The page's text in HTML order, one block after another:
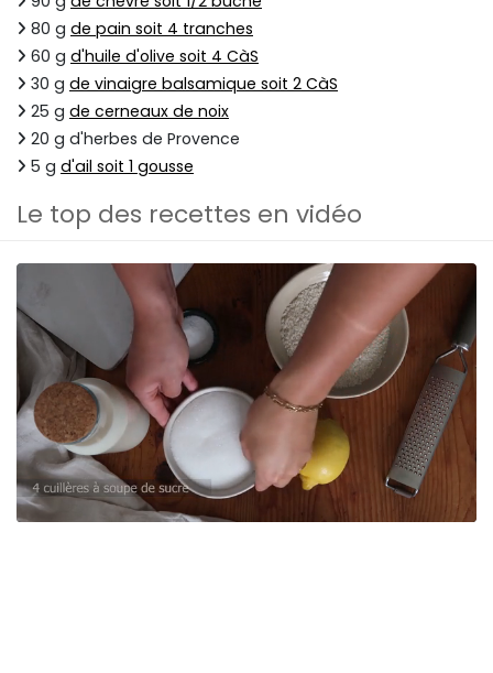
80 g de pain soit 4 tranches
60 g d'huile d'olive soit 4 CàS
30 g de vinaigre balsamique soit 2 CàS
25 g de cerneaux de noix
20 g d'herbes de Provence
5 g d'ail soit 1 gousse
Le top des recettes en vidéo